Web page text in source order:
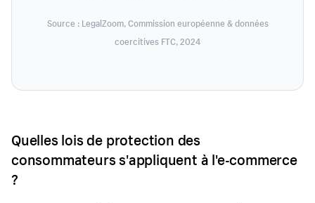
Source : LegalZoom, Commission européenne & données
coercitives FTC, 2024
Quelles lois de protection des
consommateurs s'appliquent à l'e-commerce
?